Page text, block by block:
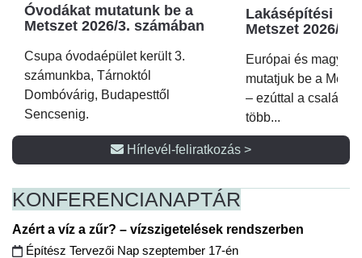
Óvodákat mutatunk be a
Metszet 2026/3. számában
Csupa óvodaépület került 3.
számunkba, Tárnoktól
Dombóvárig, Budapesttől
Sencsenig.
Lakásépítési
Metszet 2026/2.
Európai és magyar
mutatjuk be a
– ezúttal a családi
több...
Hírlevél-feliratkozás >
KONFERENCIANAPTÁR
Azért a víz a zűr? – vízszigetelések rendszerben
Építész Tervezői Nap szeptember 17-én